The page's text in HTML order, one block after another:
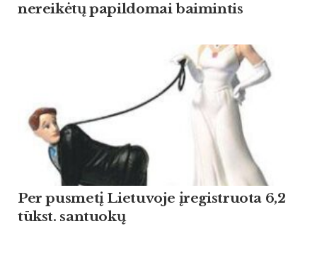
nereikėtų papildomai baimintis
Per pusmetį Lietuvoje įregistruota 6,2
tūkst. santuokų